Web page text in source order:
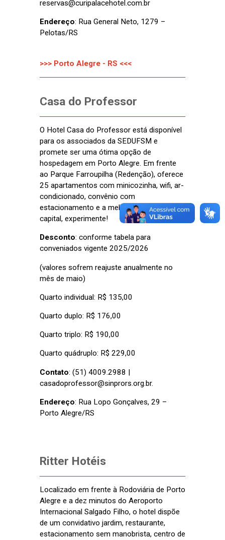
reservas@curipalacehotel.com.br
Endereço: Rua General Neto, 1279 –
Pelotas/RS
>>> Porto Alegre - RS <<<
Casa do Professor
O Hotel Casa do Professor está disponível
para os associados da SEDUFSM e
promete ser uma ótima opção de
hospedagem em Porto Alegre. Em frente
ao Parque Farroupilha (Redenção), oferece
25 apartamentos com minicozinha, wifi, ar-
condicionado, convênio com
estacionamento e a melhor acolhida da
capital, experimente!
Desconto: conforme tabela para
conveniados vigente 2025/2026
(valores sofrem reajuste anualmente no
mês de maio)
Quarto individual: R$ 135,00
Quarto duplo: R$ 176,00
Quarto triplo: R$ 190,00
Quarto quádruplo: R$ 229,00
Contato: (51) 4009.2988 |
casadoprofessor@sinprors.org.br.
Endereço: Rua Lopo Gonçalves, 29 –
Porto Alegre/RS
Ritter Hotéis
Localizado em frente à Rodoviária de Porto
Alegre e a dez minutos do Aeroporto
Internacional Salgado Filho, o hotel dispõe
de um convidativo jardim, restaurante,
estacionamento sem manobrista, centro de